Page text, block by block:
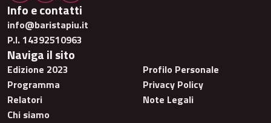
Info e contatti
info@baristapiu.it
P.I. 14392510963
Naviga il sito
Edizione 2023
Programma
Relatori
Chi siamo
Profilo Personale
Privacy Policy
Note Legali